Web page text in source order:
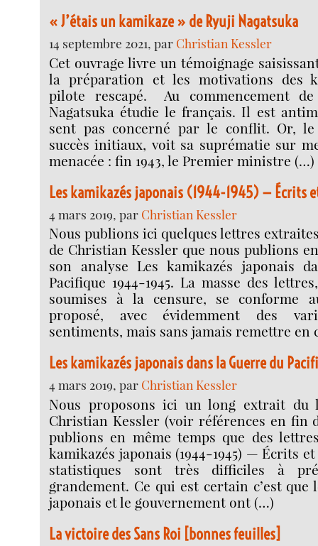
« J’étais un kamikaze » de Ryuji Nagatsuka
14 septembre 2021, par Christian Kessler
Cet ouvrage livre un témoignage
la préparation et les motivations des
pilote rescapé. Au commencement
Nagatsuka étudie le français. Il est
sent pas concerné par le conflit. Or, le
succès initiaux, voit sa suprématie sur
menacée : fin 1943, le Premier ministre (…)
Les kamikazés japonais (1944-1945) — Écrits
4 mars 2019, par Christian Kessler
Nous publions ici quelques lettres
de Christian Kessler que nous publions
son analyse Les kamikazés japonais
Pacifique 1944-1945. La masse des
soumises à la censure, se conforme
proposé, avec évidemment des
sentiments, mais sans jamais remettre en
Les kamikazés japonais dans la Guerre du
4 mars 2019, par Christian Kessler
Nous proposons ici un long extrait du
Christian Kessler (voir références en fin
publions en même temps que des
kamikazés japonais (1944-1945) — Écrits
statistiques sont très difficiles à
grandement. Ce qui est certain c’est que
japonais et le gouvernement ont (…)
La victoire des Sans Roi [bonnes feuilles]